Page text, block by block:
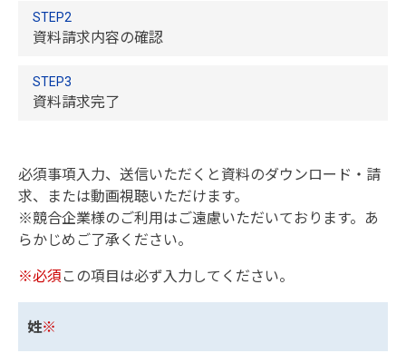
STEP2
資料請求内容の確認
STEP3
資料請求完了
必須事項入力、送信いただくと資料のダウンロード・請
求、または動画視聴いただけます。
※競合企業様のご利用はご遠慮いただいております。あ
らかじめご了承ください。
※必須 この項目は必ず入力してください。
姓※